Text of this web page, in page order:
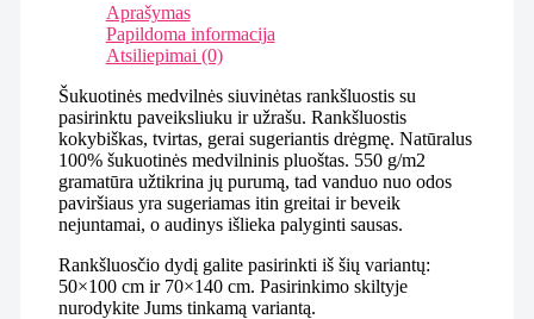
Aprašymas
Papildoma informacija
Atsiliepimai (0)
Šukuotinės medvilnės siuvinėtas rankšluostis su
pasirinktu paveiksliuku ir užrašu. Rankšluostis
kokybiškas, tvirtas, gerai sugeriantis drėgmę. Natūralus
100% šukuotinės medvilninis pluoštas. 550 g/m2
gramatūra užtikrina jų purumą, tad vanduo nuo odos
paviršiaus yra sugeriamas itin greitai ir beveik
nejuntamai, o audinys išlieka palyginti sausas.
Rankšluosčio dydį galite pasirinkti iš šių variantų:
50×100 cm ir 70×140 cm. Pasirinkimo skiltyje
nurodykite Jums tinkamą variantą.